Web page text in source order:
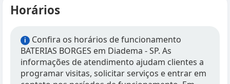
Horários
i
Confira os horários de funcionamento
BATERIAS BORGES em Diadema - SP. As
informações de atendimento ajudam clientes a
programar visitas, solicitar serviços e entrar em